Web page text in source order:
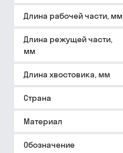
Длина рабочей части, мм
Длина режущей части,
мм
Длина хвостовика, мм
Страна
Материал
Обозначение